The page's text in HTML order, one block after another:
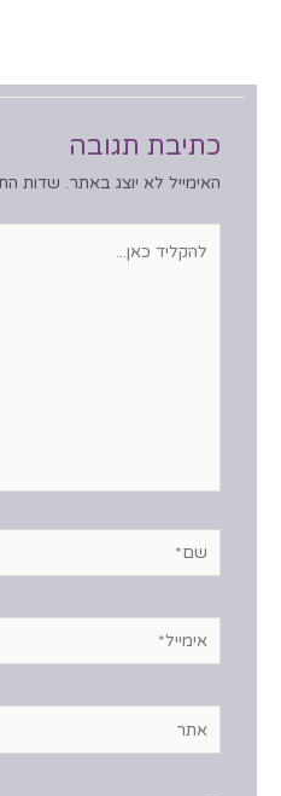
כתיבת תגובה
האימייל לא יוצג באתר. שדות